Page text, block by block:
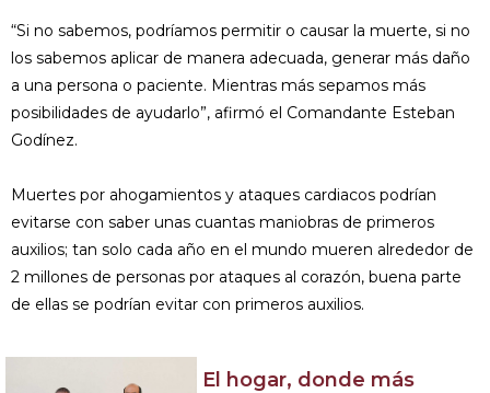
“Si no sabemos, podríamos permitir o causar la muerte, si no
los sabemos aplicar de manera adecuada, generar más daño
a una persona o paciente. Mientras más sepamos más
posibilidades de ayudarlo”, afirmó el Comandante Esteban
Godínez.
Muertes por ahogamientos y ataques cardiacos podrían
evitarse con saber unas cuantas maniobras de primeros
auxilios; tan solo cada año en el mundo mueren alrededor de
2 millones de personas por ataques al corazón, buena parte
de ellas se podrían evitar con primeros auxilios.
El hogar, donde más